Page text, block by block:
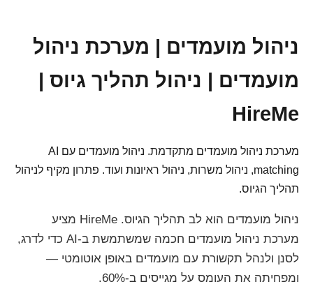
ניהול מועמדים | מערכת ניהול
מועמדים | ניהול תהליך גיוס |
HireMe
מערכת ניהול מועמדים מתקדמת. ניהול מועמדים עם AI
matching, ניהול משרות, ניהול ראיונות ועוד. פתרון מקיף לניהול
תהליך הגיוס.
ניהול מועמדים הוא לב תהליך הגיוס. HireMe מציע
מערכת ניהול מועמדים חכמה שמשתמשת ב-AI כדי לדרג,
לסנן ולנהל תקשורת עם מועמדים באופן אוטומטי —
ומפחיתה את העומס על מגייסים ב-60%.